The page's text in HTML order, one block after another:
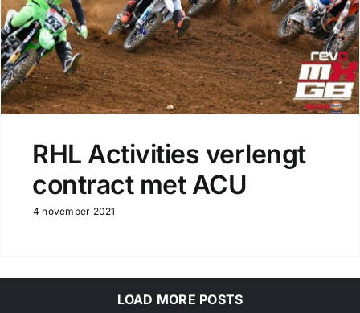
RHL Activities verlengt
contract met ACU
4 november 2021
LOAD MORE POSTS